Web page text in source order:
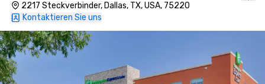
2217 Steckverbinder, Dallas, TX, USA, 75220
Kontaktieren Sie uns